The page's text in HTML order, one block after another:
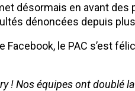
désormais en avant des
dénoncées depuis
le PAC s’est
! Nos équipes ont doublé